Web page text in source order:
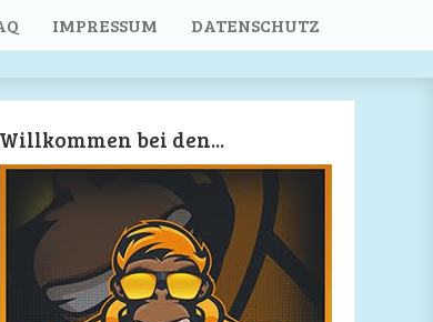
IMPRESSUM DATENSCHUTZ
Willkommen bei den...